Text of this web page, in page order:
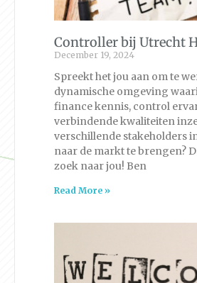
Controller bij Utrecht
December 19, 2024
Spreekt het jou aan om te
dynamische omgeving
finance kennis, control
verbindende kwaliteiten
verschillende stakeholders
naar de markt te brengen?
zoek naar jou! Ben
Read More »